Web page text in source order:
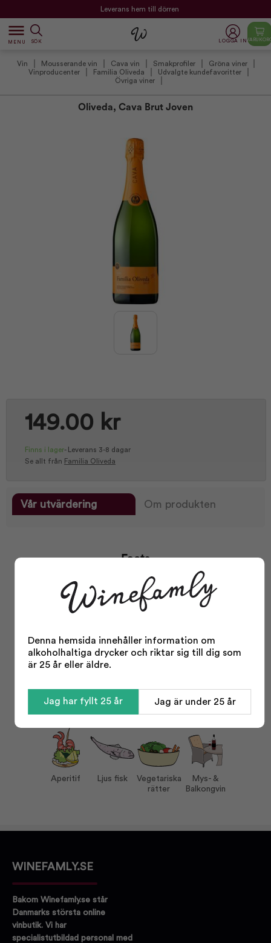
Leverans hem till dörren
dehaze
MENU SÖK LOGGA IN
Vin Mousserande vin Cava vin Smakprofiler
Gröna viner
Vinproducenter
Familia Oliveda
Udvalgte kundefavoritter
Övriga viner
Oliveda, Cava Brut Joven
149.00 kr
Finns i lager-
Leverans 3-8 dagar
Se allt från Familia Oliveda
Vår utvärdering Om produkten
Facts
Typ: Cava
Typ bubblor:
Alkohol %: 11,50
Korkvariant: Kork
Parellada
Serveras vid:
5-8°C
Ljus fisk
Vegetariska rätter
Mys- & Balkongvin
Serving tips
Aperitif Ljus fisk
Vegetariska
rätter
Mys- &
Balkongvin
WINEFAMLY.SE
Bakom Winefamly.se står
Danmarks största online
vinbutik. Vi har
specialistutbildad personal med
Denna hemsida innehåller information om
alkoholhaltiga drycker och riktar sig till dig som
är 25 år eller äldre.
Jag har fyllt 25 år Jag är under 25 år